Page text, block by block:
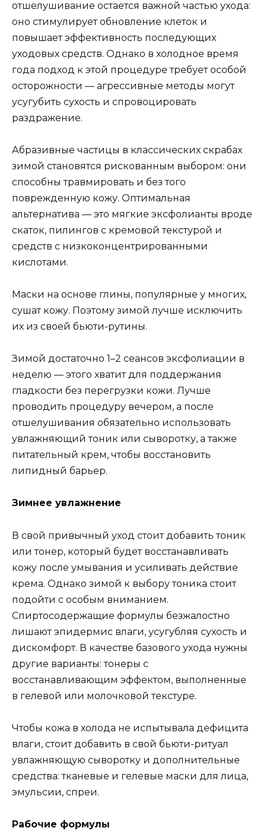
отшелушивание остается важной частью ухода:
оно стимулирует обновление клеток и
повышает эффективность последующих
уходовых средств. Однако в холодное время
года подход к этой процедуре требует особой
осторожности — агрессивные методы могут
усугубить сухость и спровоцировать
раздражение.
Абразивные частицы в классических скрабах
зимой становятся рискованным выбором: они
способны травмировать и без того
поврежденную кожу. Оптимальная
альтернатива — это мягкие эксфолианты вроде
скаток, пилингов с кремовой текстурой и
средств с низкоконцентрированными
кислотами.
Маски на основе глины, популярные у многих,
сушат кожу. Поэтому зимой лучше исключить
их из своей бьюти-рутины.
Зимой достаточно 1–2 сеансов эксфолиации в
неделю — этого хватит для поддержания
гладкости без перегрузки кожи. Лучше
проводить процедуру вечером, а после
отшелушивания обязательно использовать
увлажняющий тоник или сыворотку, а также
питательный крем, чтобы восстановить
липидный барьер.
Зимнее увлажнение
В свой привычный уход стоит добавить тоник
или тонер, который будет восстанавливать
кожу после умывания и усиливать действие
крема. Однако зимой к выбору тоника стоит
подойти с особым вниманием.
Спиртосодержащие формулы безжалостно
лишают эпидермис влаги, усугубляя сухость и
дискомфорт. В качестве базового ухода нужны
другие варианты: тонеры с
восстанавливающим эффектом, выполненные
в гелевой или молочковой текстуре.
Чтобы кожа в холода не испытывала дефицита
влаги, стоит добавить в свой бьюти-ритуал
увлажняющую сыворотку и дополнительные
средства: тканевые и гелевые маски для лица,
эмульсии, спреи.
Рабочие формулы